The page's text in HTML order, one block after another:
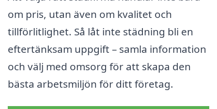
om pris, utan även om kvalitet och
tillförlitlighet. Så låt inte städning bli en
eftertänksam uppgift – samla information
och välj med omsorg för att skapa den
bästa arbetsmiljön för ditt företag.